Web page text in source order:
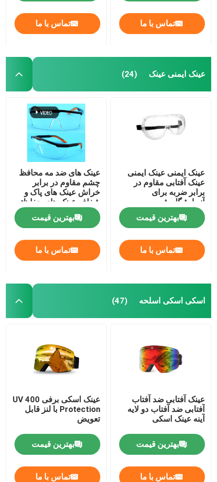
تماس با ما تماس با ما
عینک ایمنی عینک (24)
عینک ایمنی عینک ایمنی
عینک آفتابی مقاوم در
برابر ضربه برای
آزمایشگاه شیمی
بهترین قیمت
تماس با ما
عینک های ضد مه محافظ
چشم مقاوم در برابر
خراش عینک های پاک و
شفاف عینک های حفاظتی
و گیرنده های ضد لغز قابل
تنظیم عینک های
آزمایشگاهی
بهترین قیمت
تماس با ما
اسکی اسکی اسلحه (47)
عینک آفتابی ضد آفتاب
آفتابی ضد آفتاب دو لایه
آینه عینک اسکی
بهترین قیمت
تماس با ما
عینک اسکی برفی UV 400
Protection با لنز قابل
تعویض
بهترین قیمت
تماس با ما